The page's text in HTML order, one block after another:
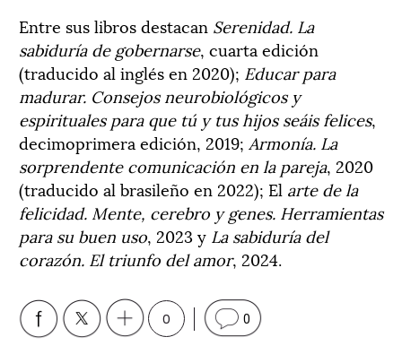
Entre sus libros destacan Serenidad. La
sabiduría de gobernarse, cuarta edición
(traducido al inglés en 2020); Educar para
madurar. Consejos neurobiológicos y
espirituales para que tú y tus hijos seáis felices,
decimoprimera edición, 2019; Armonía. La
sorprendente comunicación en la pareja, 2020
(traducido al brasileño en 2022); El arte de la
felicidad. Mente, cerebro y genes. Herramientas
para su buen uso, 2023 y La sabiduría del
corazón. El triunfo del amor, 2024.
0 0